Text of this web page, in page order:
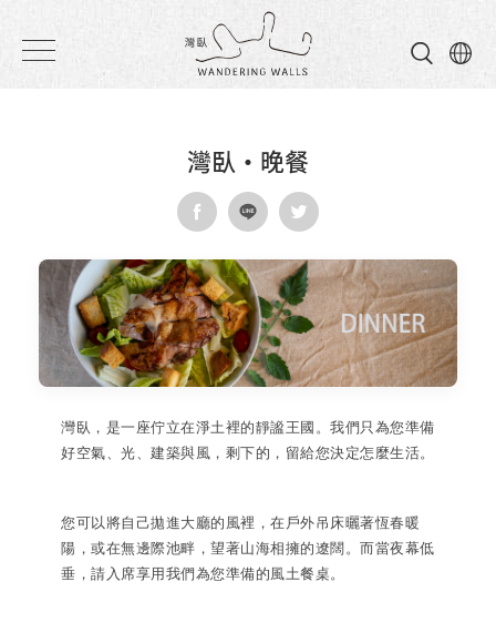
民
宿
灣臥・晚餐
灣臥，是一座佇立在淨土裡的靜謐王國。我們只為您準備
好空氣、光、建築與風，剩下的，留給您決定怎麼生活。
您可以將自己拋進大廳的風裡，在戶外吊床曬著恆春暖
陽，或在無邊際池畔，望著山海相擁的遼闊。而當夜幕低
垂，請入席享用我們為您準備的風土餐桌。